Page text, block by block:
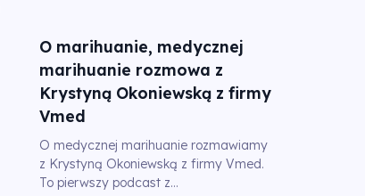
O marihuanie, medycznej
marihuanie rozmowa z
Krystyną Okoniewską z firmy
Vmed
O medycznej marihuanie rozmawiamy
z Krystyną Okoniewską z firmy Vmed.
To pierwszy podcast z...